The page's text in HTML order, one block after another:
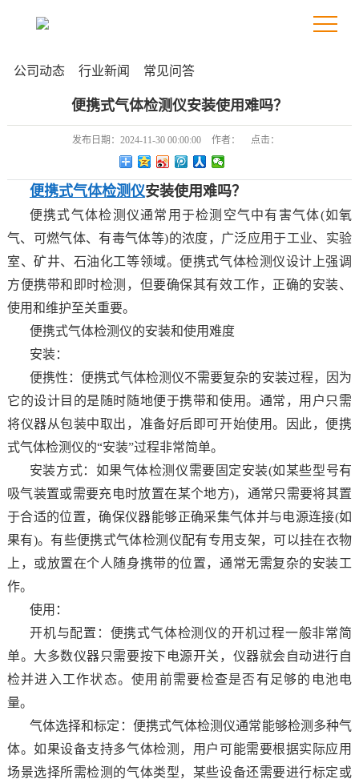
公司动态 行业新闻 常见问答
便携式气体检测仪安装使用难吗？
发布日期： 2024-11-30 00:00:00 作者： 点击：
便携式气体检测仪安装使用难吗？
便携式气体检测仪通常用于检测空气中有害气体(如氧
气、可燃气体、有毒气体等)的浓度，广泛应用于工业、实验
室、矿井、石油化工等领域。便携式气体检测仪设计上强调
方便携带和即时检测，但要确保其有效工作，正确的安装、
使用和维护至关重要。
便携式气体检测仪的安装和使用难度
安装：
便携性：便携式气体检测仪不需要复杂的安装过程，因为
它的设计目的是随时随地便于携带和使用。通常，用户只需
将仪器从包装中取出，准备好后即可开始使用。因此，便携
式气体检测仪的“安装”过程非常简单。
安装方式：如果气体检测仪需要固定安装(如某些型号有
吸气装置或需要充电时放置在某个地方)，通常只需要将其置
于合适的位置，确保仪器能够正确采集气体并与电源连接(如
果有)。有些便携式气体检测仪配有专用支架，可以挂在衣物
上，或放置在个人随身携带的位置，通常无需复杂的安装工
作。
使用：
开机与配置：便携式气体检测仪的开机过程一般非常简
单。大多数仪器只需要按下电源开关，仪器就会自动进行自
检并进入工作状态。使用前需要检查是否有足够的电池电
量。
气体选择和标定：便携式气体检测仪通常能够检测多种气
体。如果设备支持多气体检测，用户可能需要根据实际应用
场景选择所需检测的气体类型，某些设备还需要进行标定或